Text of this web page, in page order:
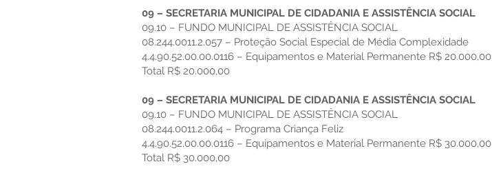
09 – SECRETARIA MUNICIPAL DE CIDADANIA E ASSISTÊNCIA SOCIAL
09.10 – FUNDO MUNICIPAL DE ASSISTÊNCIA SOCIAL
08.244.0011.2.057 – Proteção Social Especial de Média Complexidade
4.4.90.52.00.00.0116 – Equipamentos e Material Permanente R$ 20.000,00
Total R$ 20.000,00
09 – SECRETARIA MUNICIPAL DE CIDADANIA E ASSISTÊNCIA SOCIAL
09.10 – FUNDO MUNICIPAL DE ASSISTÊNCIA SOCIAL
08.244.0011.2.064 – Programa Criança Feliz
4.4.90.52.00.00.0116 – Equipamentos e Material Permanente R$ 30.000,00
Total R$ 30.000,00